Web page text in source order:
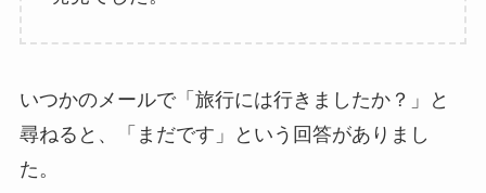
いつかのメールで「旅行には行きましたか？」と
尋ねると、「まだです」という回答がありまし
た。